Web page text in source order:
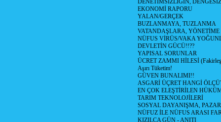
DENETİMSİZLİGİN,
EKONOMİ RAPORU
YALAN/GERÇEK
BUZLANMAYA, TUZLANMA
VATANDAŞLARA,
NÜFUS VİRÜS/VAKA
DEVLETİN GÜCÜ!!??
YAPISAL SORUNLAR
ÜCRET ZAMMI HİLESİ
Aşırı Tüketim!
GÜVEN BUNALIMI!!
ASGARİ ÜÇRET HANGİ
EN ÇOK ELEŞTİRİLEN
TARIM TEKNOLOJİLERİ
SOSYAL DAYANIŞMA,
NÜFUZ İLE NÜFUS ARASI
KIZILCA GÜN - ANITI